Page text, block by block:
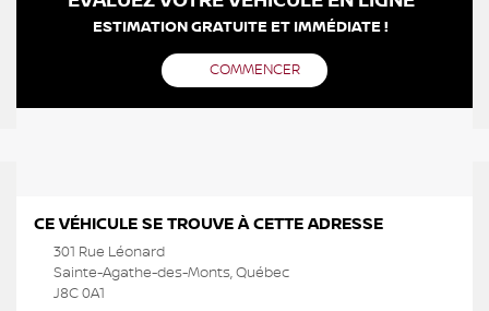
ESTIMATION GRATUITE ET IMMÉDIATE !
COMMENCER
CE VÉHICULE SE TROUVE À CETTE ADRESSE
301 Rue Léonard
Sainte-Agathe-des-Monts, Québec
J8C 0A1